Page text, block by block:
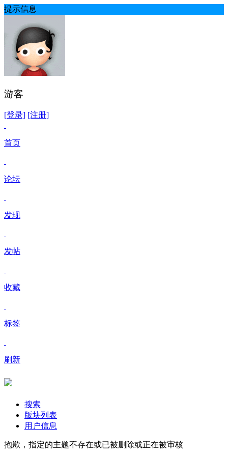
提示信息
游客
[登录] [注册]
首页
论坛
发现
发帖
收藏
标签
刷新
搜索
版块列表
用户信息
抱歉，指定的主题不存在或已被删除或正在被审核